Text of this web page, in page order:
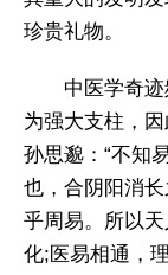
珍贵礼物。
中医学奇
为强大支柱，
孙思邈：“不知
也，合阴阳消
乎周易。所以
化;医易相通，